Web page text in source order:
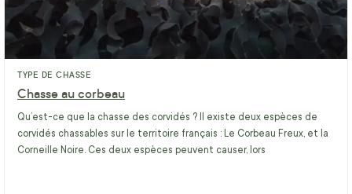
TYPE DE CHASSE
Chasse au corbeau
Qu’est-ce que la chasse des corvidés ? Il existe deux espèces de
corvidés chassables sur le territoire français : Le Corbeau Freux, et la
Corneille Noire. Ces deux espèces peuvent causer, lors